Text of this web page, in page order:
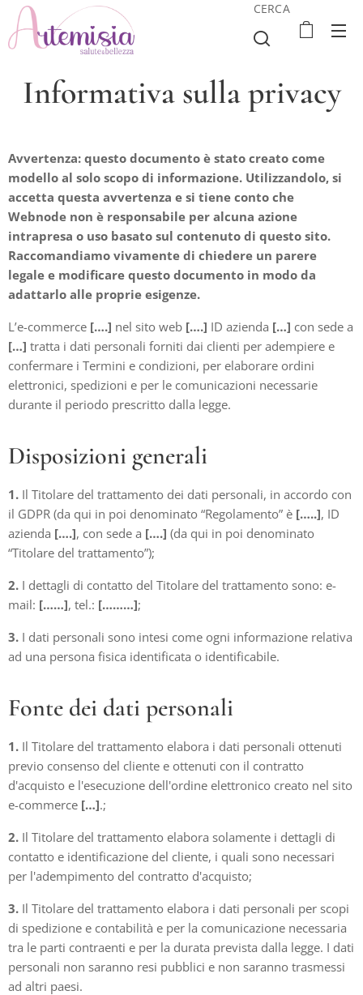
CERCA
Informativa sulla privacy
Avvertenza: questo documento è stato creato come
modello al solo scopo di informazione. Utilizzandolo, si
accetta questa avvertenza e si tiene conto che
Webnode non è responsabile per alcuna azione
intrapresa o uso basato sul contenuto di questo sito.
Raccomandiamo vivamente di chiedere un parere
legale e modificare questo documento in modo da
adattarlo alle proprie esigenze.
L’e-commerce [….] nel sito web [….] ID azienda […] con sede a
[…] tratta i dati personali forniti dai clienti per adempiere e
confermare i Termini e condizioni, per elaborare ordini
elettronici, spedizioni e per le comunicazioni necessarie
durante il periodo prescritto dalla legge.
Disposizioni generali
1. Il Titolare del trattamento dei dati personali, in accordo con
il GDPR (da qui in poi denominato “Regolamento” è […..], ID
azienda [….], con sede a [….] (da qui in poi denominato
“Titolare del trattamento”);
2. I dettagli di contatto del Titolare del trattamento sono: e-
mail: [……], tel.: [………];
3. I dati personali sono intesi come ogni informazione relativa
ad una persona fisica identificata o identificabile.
Fonte dei dati personali
1. Il Titolare del trattamento elabora i dati personali ottenuti
previo consenso del cliente e ottenuti con il contratto
d'acquisto e l'esecuzione dell'ordine elettronico creato nel sito
e-commerce […].;
2. Il Titolare del trattamento elabora solamente i dettagli di
contatto e identificazione del cliente, i quali sono necessari
per l'adempimento del contratto d'acquisto;
3. Il Titolare del trattamento elabora i dati personali per scopi
di spedizione e contabilità e per la comunicazione necessaria
tra le parti contraenti e per la durata prevista dalla legge. I dati
personali non saranno resi pubblici e non saranno trasmessi
ad altri paesi.